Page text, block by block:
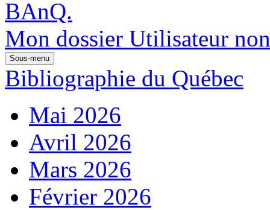
Mon dossier Utilisateur
Sous-menu
Bibliographie du Québec
Mai 2026
Avril 2026
Mars 2026
Février 2026